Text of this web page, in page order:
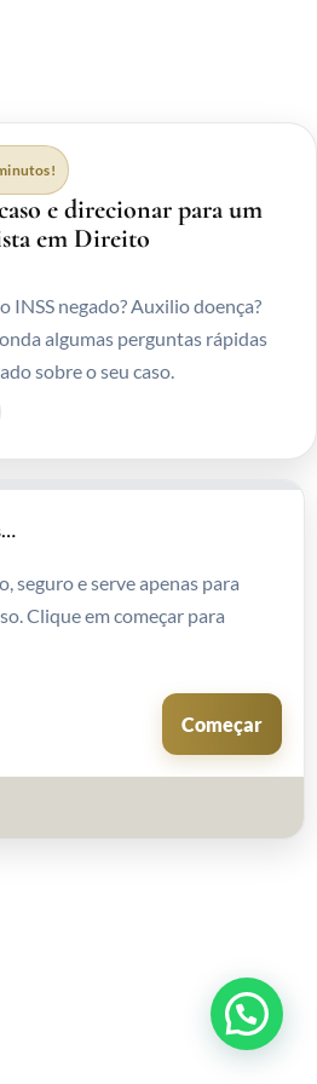
e direcionar para um
em Direito
INSS negado? Auxilio doença?
algumas perguntas rápidas
sobre o seu caso.
seguro e serve apenas para
Clique em começar para
Começar